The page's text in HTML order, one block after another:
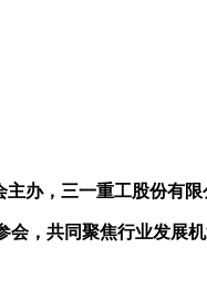
办，三一重工股份有限
，共同聚焦行业发展机